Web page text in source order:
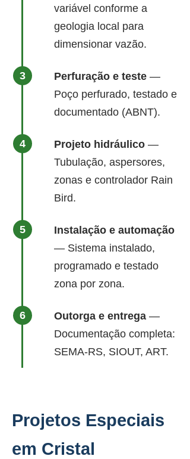
variável conforme a
geologia local para
dimensionar vazão.
Perfuração e teste —
Poço perfurado, testado e
documentado (ABNT).
Projeto hidráulico —
Tubulação, aspersores,
zonas e controlador Rain
Bird.
Instalação e automação
— Sistema instalado,
programado e testado
zona por zona.
Outorga e entrega —
Documentação completa:
SEMA-RS, SIOUT, ART.
Projetos Especiais
em Cristal